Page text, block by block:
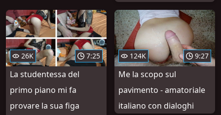
26K 7:25
La studentessa del
primo piano mi fa
provare la sua figa
124K 9:27
Me la scopo sul
pavimento - amatoriale
italiano con dialoghi